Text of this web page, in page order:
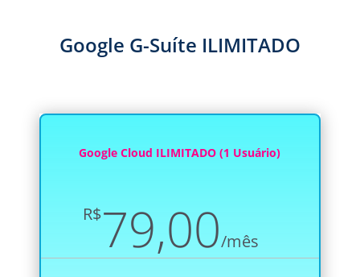
Google G-Suíte ILIMITADO
Google Cloud ILIMITADO (1 Usuário)
R$79,00/mês